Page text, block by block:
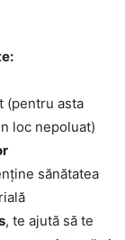
(pentru asta
loc nepoluat)
sănătatea
, te ajută să te